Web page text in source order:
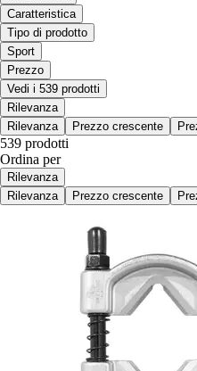
Caratteristica
Tipo di prodotto
Sport
Prezzo
Vedi i 539 prodotti
Rilevanza
Rilevanza
Prezzo crescente
539 prodotti
Ordina per
Rilevanza
Rilevanza
Prezzo crescente